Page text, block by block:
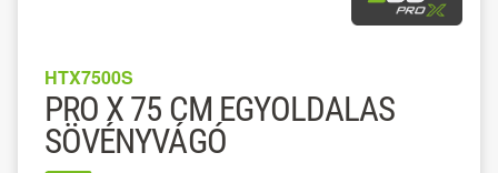
HTX7500S
PRO X 75 CM EGYOLDALAS
SÖVÉNYVÁGÓ